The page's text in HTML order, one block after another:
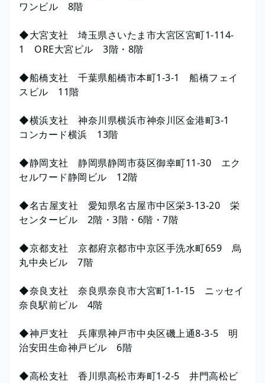
ワンビル 8階
◆大宮支社 埼玉県さいたま市大宮区宮町1-114-
1 ORE大宮ビル 3階・8階
◆船橋支社 千葉県船橋市本町1-3-1 船橋フェイ
スビル 11階
◆横浜支社 神奈川県横浜市神奈川区金港町3-1
コンカード横浜 13階
◆静岡支社 静岡県静岡市葵区御幸町11-30 エク
セルワード静岡ビル 12階
◆名古屋支社 愛知県名古屋市中区栄3-13-20 栄
センタービル 2階・3階・6階・7階
◆京都支社 京都府京都市中京区手洗水町659 烏
丸中央ビル 7階
◆奈良支社 奈良県奈良市大宮町1-1-15 ニッセイ
奈良駅前ビル 4階
◆神戸支社 兵庫県神戸市中央区磯上通8-3-5 明
治安田生命神戸ビル 6階
◆高松支社 香川県高松市寿町1-2-5 井門高松ビ